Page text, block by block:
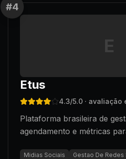
#4
E
Etus
4.3/5.0 · avaliação
Plataforma brasileira de
agendamento e métricas
Midias Sociais
Gestao De Redes